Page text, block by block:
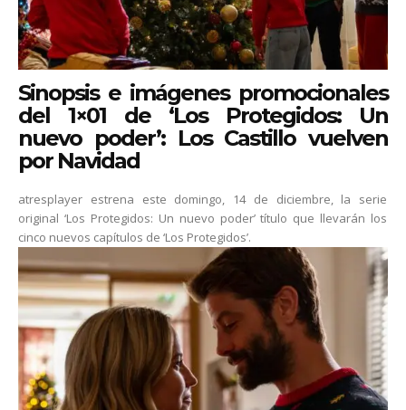
Sinopsis e imágenes promocionales
del 1×01 de ‘Los Protegidos: Un
nuevo poder’: Los Castillo vuelven
por Navidad
atresplayer estrena este domingo, 14 de diciembre, la serie
original ‘Los Protegidos: Un nuevo poder’ título que llevarán los
cinco nuevos capítulos de ‘Los Protegidos’.